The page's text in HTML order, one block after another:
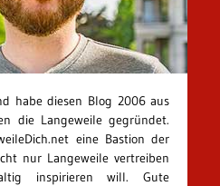
habe diesen Blog 2006 aus
die Langeweile gegründet.
eine Bastion der
nur Langeweile vertreiben
inspirieren will. Gute